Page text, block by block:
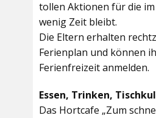
tollen Aktionen für die
wenig Zeit bleibt.
Die Eltern erhalten
Ferienplan und können
Ferienfreizeit anmelden.
Essen, Trinken,
Das Hortcafe „Zum